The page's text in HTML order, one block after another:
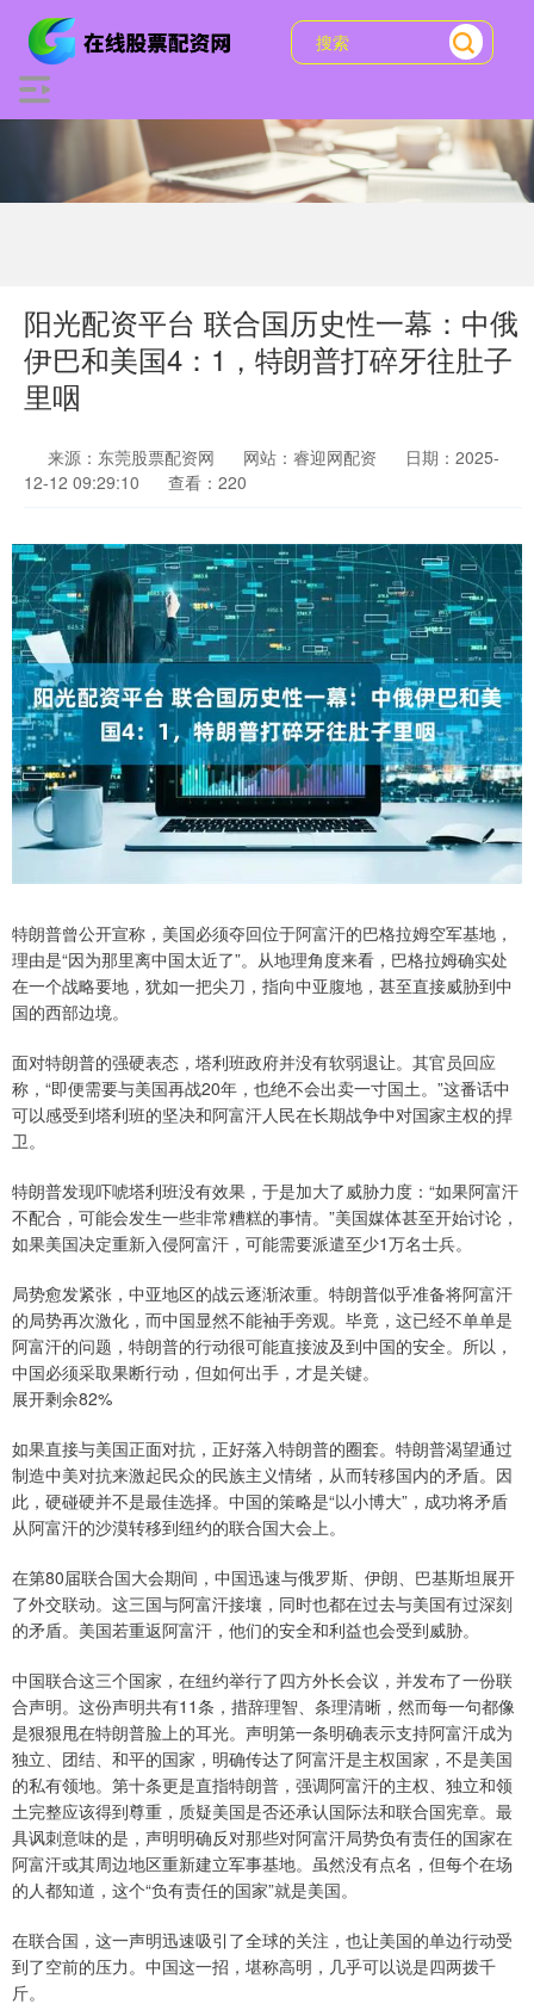
阳光配资平台 联合国历史性一幕：中俄
伊巴和美国4：1，特朗普打碎牙往肚子
里咽
来源：东莞股票配资网 网站：睿迎网配资
日期：2025-
12-12 09:29:10
查看：220
特朗普曾公开宣称，美国必须夺回位于阿富汗的巴格拉姆空军基地，
理由是“因为那里离中国太近了”。从地理角度来看，巴格拉姆确实处
在一个战略要地，犹如一把尖刀，指向中亚腹地，甚至直接威胁到中
国的西部边境。
面对特朗普的强硬表态，塔利班政府并没有软弱退让。其官员回应
称，“即便需要与美国再战20年，也绝不会出卖一寸国土。”这番话中
可以感受到塔利班的坚决和阿富汗人民在长期战争中对国家主权的捍
卫。
特朗普发现吓唬塔利班没有效果，于是加大了威胁力度：“如果阿富汗
不配合，可能会发生一些非常糟糕的事情。”美国媒体甚至开始讨论，
如果美国决定重新入侵阿富汗，可能需要派遣至少1万名士兵。
局势愈发紧张，中亚地区的战云逐渐浓重。特朗普似乎准备将阿富汗
的局势再次激化，而中国显然不能袖手旁观。毕竟，这已经不单单是
阿富汗的问题，特朗普的行动很可能直接波及到中国的安全。所以，
中国必须采取果断行动，但如何出手，才是关键。
展开剩余82%
如果直接与美国正面对抗，正好落入特朗普的圈套。特朗普渴望通过
制造中美对抗来激起民众的民族主义情绪，从而转移国内的矛盾。因
此，硬碰硬并不是最佳选择。中国的策略是“以小博大”，成功将矛盾
从阿富汗的沙漠转移到纽约的联合国大会上。
在第80届联合国大会期间，中国迅速与俄罗斯、伊朗、巴基斯坦展开
了外交联动。这三国与阿富汗接壤，同时也都在过去与美国有过深刻
的矛盾。美国若重返阿富汗，他们的安全和利益也会受到威胁。
中国联合这三个国家，在纽约举行了四方外长会议，并发布了一份联
合声明。这份声明共有11条，措辞理智、条理清晰，然而每一句都像
是狠狠甩在特朗普脸上的耳光。声明第一条明确表示支持阿富汗成为
独立、团结、和平的国家，明确传达了阿富汗是主权国家，不是美国
的私有领地。第十条更是直指特朗普，强调阿富汗的主权、独立和领
土完整应该得到尊重，质疑美国是否还承认国际法和联合国宪章。最
具讽刺意味的是，声明明确反对那些对阿富汗局势负有责任的国家在
阿富汗或其周边地区重新建立军事基地。虽然没有点名，但每个在场
的人都知道，这个“负有责任的国家”就是美国。
在联合国，这一声明迅速吸引了全球的关注，也让美国的单边行动受
到了空前的压力。中国这一招，堪称高明，几乎可以说是四两拨千
斤。